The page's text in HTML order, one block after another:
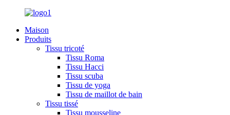
Maison
Produits
Tissu tricoté
Tissu Roma
Tissu Hacci
Tissu scuba
Tissu de yoga
Tissu de maillot de bain
Tissu tissé
Tissu mousseline